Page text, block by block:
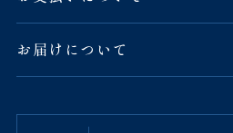
お届けについて